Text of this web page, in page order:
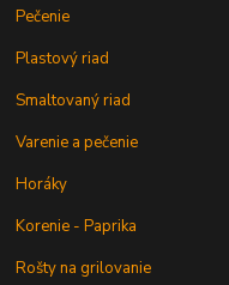
Pečenie
Plastový riad
Smaltovaný riad
Varenie a pečenie
Horáky
Korenie - Paprika
Rošty na grilovanie